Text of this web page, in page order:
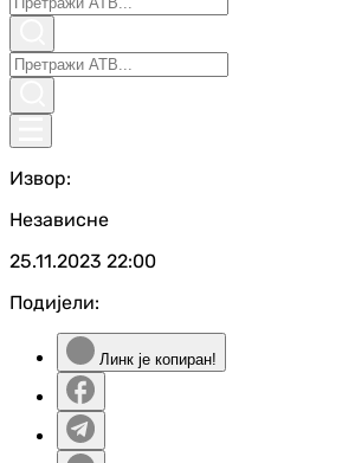
Извор:
Независне
25.11.2023 22:00
Подијели:
Линк је копиран!